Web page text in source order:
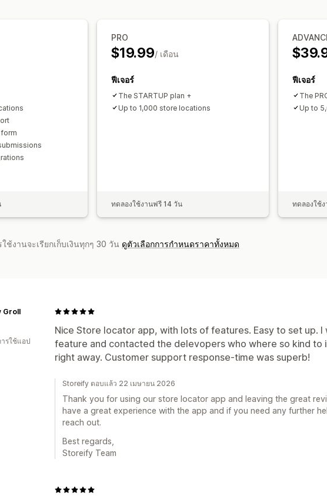
ตัวกรองที่กำหนดเอง
การวิเคราะห์
PRO
$19.99/ เดือน
ฟีเจอร์
The STARTUP plan +
Up to 1,000 store locations
ทดลองใช้งานฟรี 14 วัน
ฟีเจอร์
The
Up to
ทดลองใช้
ช้งานจะเรียกเก็บเงินทุกๆ 30 วัน ดูตัวเลือกการกำหนดราคาทั้งหมด
Nice Store locator app, with lots of features. Easy to set up. I
feature and contacted the delevopers who where so kind to
right away. Customer support response-time was superb!
Groll
รใช้แอป
Storeify ตอบแล้ว 22 เมษายน 2026
Thank you for using our store locator app and leaving the great
have a great experience with the app and if you need any further
reach out.
Best regards,
Storeify Team